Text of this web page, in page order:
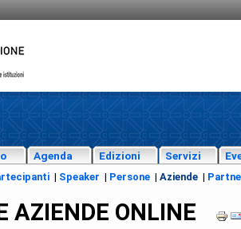
Agenda Edizioni Servizi
| Speaker | Persone | Aziende |
AZIENDE ONLINE